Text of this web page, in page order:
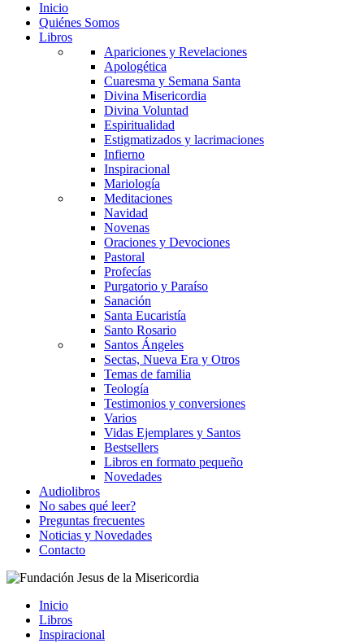
Inicio
Quiénes Somos
Libros
Apariciones y Revelaciones
Apologética
Cuaresma y Semana Santa
Divina Misericordia
Divina Voluntad
Espiritualidad
Estigmatizados y lacrimaciones
Infierno
Inspiracional
Mariología
Meditaciones
Navidad
Novenas
Oraciones y Devociones
Pastoral
Profecías
Purgatorio y Paraíso
Sanación
Santa Eucaristía
Santo Rosario
Santos Ángeles
Sectas, Nueva Era y Otros
Temas de familia
Teología
Testimonios y conversiones
Varios
Vidas Ejemplares y Santos
Bestsellers
Libros en formato pequeño
Novedades
Audiolibros
No sabes qué leer?
Preguntas frecuentes
Noticias y Novedades
Contacto
Inicio
Libros
Inspiracional